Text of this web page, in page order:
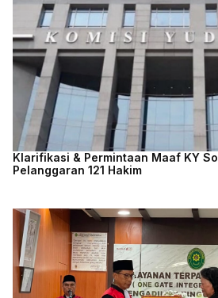
Klarifikasi & Permintaan Maaf KY
Pelanggaran 121 Hakim